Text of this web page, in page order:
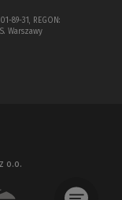
89-31, REGON:
Warszawy
o.o.